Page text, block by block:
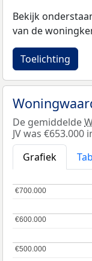
Bekijk
van de
Toelichting
De gemiddelde
JV was €653.000
Grafiek
€500.000
€500.000
€600.000
€600.000
€700.000
€700.000